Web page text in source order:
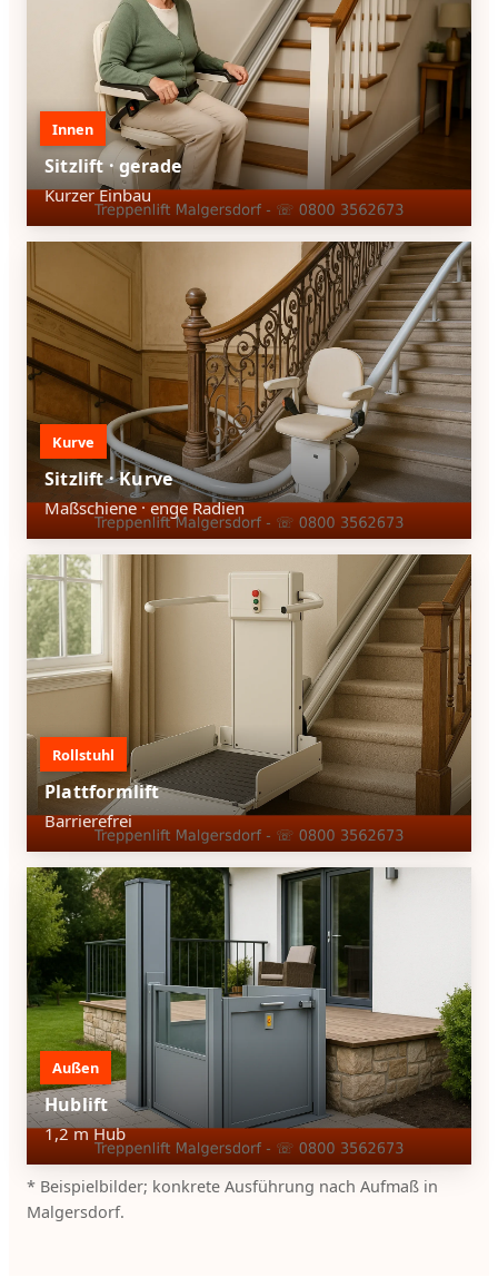
Innen
Sitzlift · gerade
Kurzer Einbau
Kurve
Sitzlift · Kurve
Maßschiene · enge Radien
Rollstuhl
Plattformlift
Barrierefrei
Außen
Hublift
1,2 m Hub
* Beispielbilder; konkrete Ausführung nach Aufmaß in
Malgersdorf.